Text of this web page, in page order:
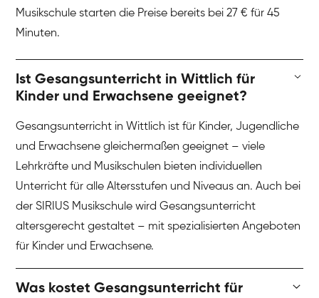
Musikschule starten die Preise bereits bei 27 € für 45
Minuten.
Ist Gesangsunterricht in Wittlich für
Kinder und Erwachsene geeignet?
Gesangsunterricht in Wittlich ist für Kinder, Jugendliche
und Erwachsene gleichermaßen geeignet – viele
Lehrkräfte und Musikschulen bieten individuellen
Unterricht für alle Altersstufen und Niveaus an. Auch bei
der SIRIUS Musikschule wird Gesangsunterricht
altersgerecht gestaltet – mit spezialisierten Angeboten
für Kinder und Erwachsene.
Was kostet Gesangsunterricht für